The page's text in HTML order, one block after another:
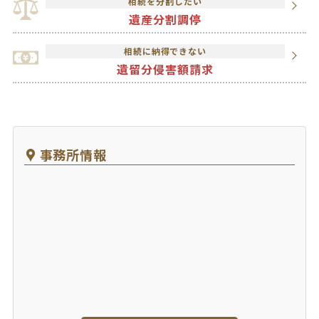
遺産分割調停
相続に納得できない
遺留分侵害額請求
事務所情報